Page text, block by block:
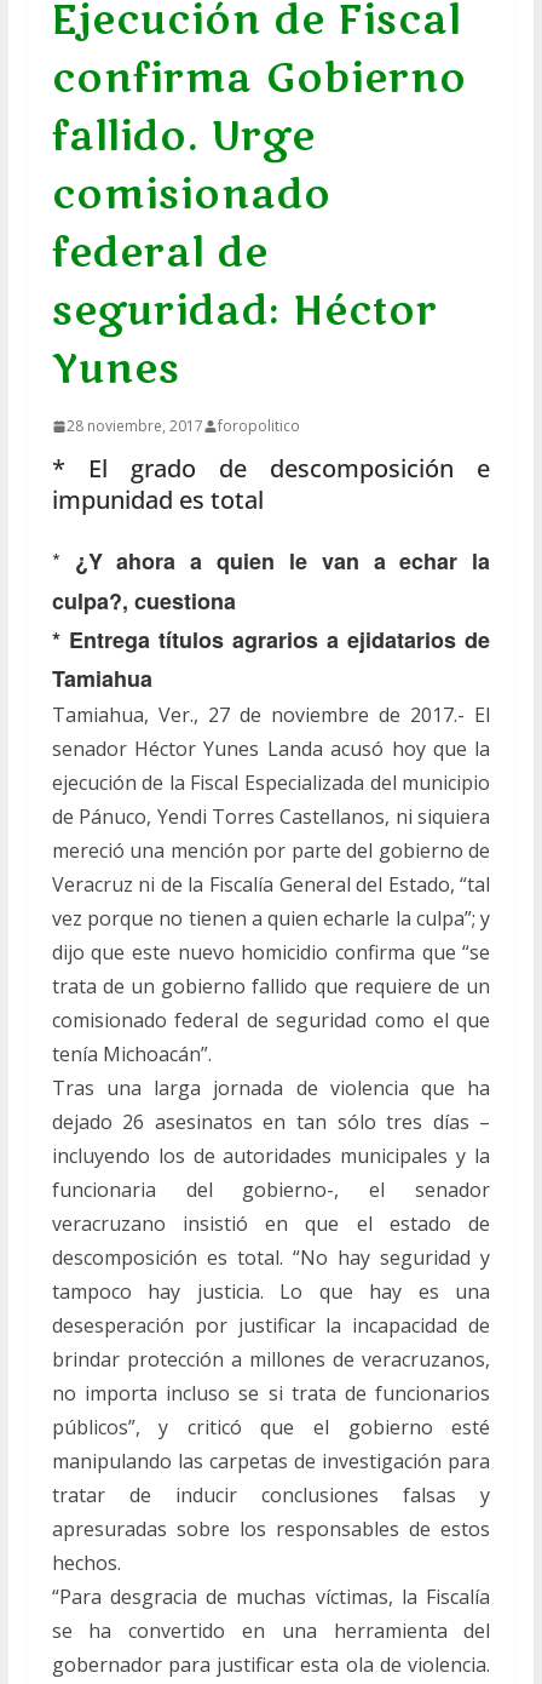
Ejecución de Fiscal
confirma Gobierno
fallido. Urge
comisionado
federal de
seguridad: Héctor
Yunes
28 noviembre, 2017 foropolitico
* El grado de descomposición e
impunidad es total
* ¿Y ahora a quien le van a echar la
culpa?, cuestiona
* Entrega títulos agrarios a ejidatarios de
Tamiahua
Tamiahua, Ver., 27 de noviembre de 2017.- El
senador Héctor Yunes Landa acusó hoy que la
ejecución de la Fiscal Especializada del municipio
de Pánuco, Yendi Torres Castellanos, ni siquiera
mereció una mención por parte del gobierno de
Veracruz ni de la Fiscalía General del Estado, “tal
vez porque no tienen a quien echarle la culpa”; y
dijo que este nuevo homicidio confirma que “se
trata de un gobierno fallido que requiere de un
comisionado federal de seguridad como el que
tenía Michoacán”.
Tras una larga jornada de violencia que ha
dejado 26 asesinatos en tan sólo tres días –
incluyendo los de autoridades municipales y la
funcionaria del gobierno-, el senador
veracruzano insistió en que el estado de
descomposición es total. “No hay seguridad y
tampoco hay justicia. Lo que hay es una
desesperación por justificar la incapacidad de
brindar protección a millones de veracruzanos,
no importa incluso se si trata de funcionarios
públicos”, y criticó que el gobierno esté
manipulando las carpetas de investigación para
tratar de inducir conclusiones falsas y
apresuradas sobre los responsables de estos
hechos.
“Para desgracia de muchas víctimas, la Fiscalía
se ha convertido en una herramienta del
gobernador para justificar esta ola de violencia.